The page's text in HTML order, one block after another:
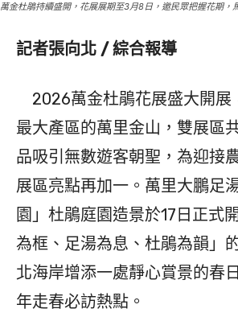
萬金杜鵑持續盛開，花展展期至3月8日，邀民眾把握花期，
記者張向北 / 綜合報導
2026萬金杜鵑花展盛大開展
最大產區的萬里金山，雙展區
品吸引無數遊客朝聖，為迎接
展區亮點再加一。萬里大鵬足
園」杜鵑庭園造景於17日正式
為框、足湯為息、杜鵑為韻」
北海岸增添一處靜心賞景的春
年走春必訪熱點。